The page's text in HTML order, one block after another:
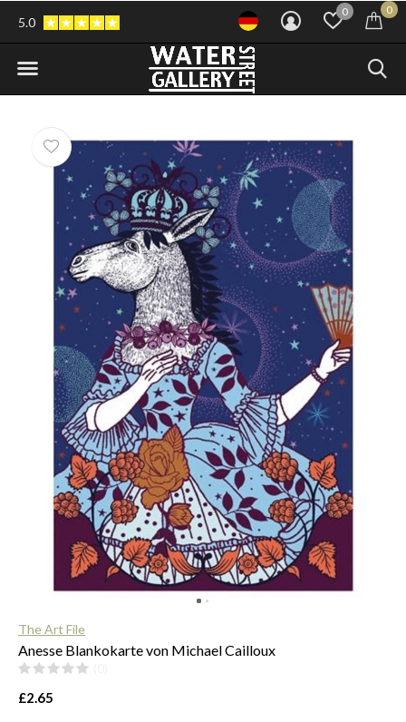
0 0
5.0
The Art File
Anesse Blankokarte von Michael Cailloux
£2.65